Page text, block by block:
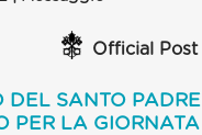
Official Post
DEL SANTO PADRE
PER LA GIORNATA